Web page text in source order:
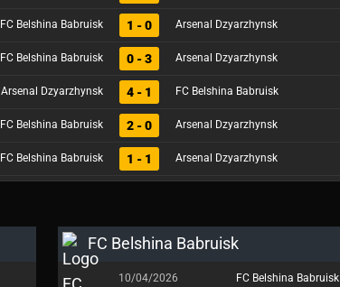
FC Belshina Babruisk 1 - 0 Arsenal Dzyarzhynsk
FC Belshina Babruisk 0 - 3 Arsenal Dzyarzhynsk
Arsenal Dzyarzhynsk 4 - 1 FC Belshina Babruisk
FC Belshina Babruisk 2 - 0 Arsenal Dzyarzhynsk
FC Belshina Babruisk 1 - 1 Arsenal Dzyarzhynsk
FC Belshina Babruisk
10/04/2026 FC Belshina Babruisk